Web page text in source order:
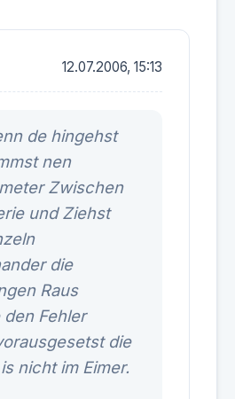
12.07.2006, 15:13
de hingehst
nen
Zwischen
und Ziehst
die
Raus
den Fehler
die
nicht im Eimer.